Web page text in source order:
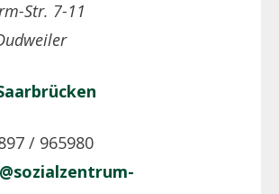
Str. 7-11
/ 965980